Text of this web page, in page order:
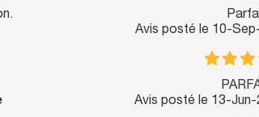
Avis posté le 10-
Avis posté le 13-